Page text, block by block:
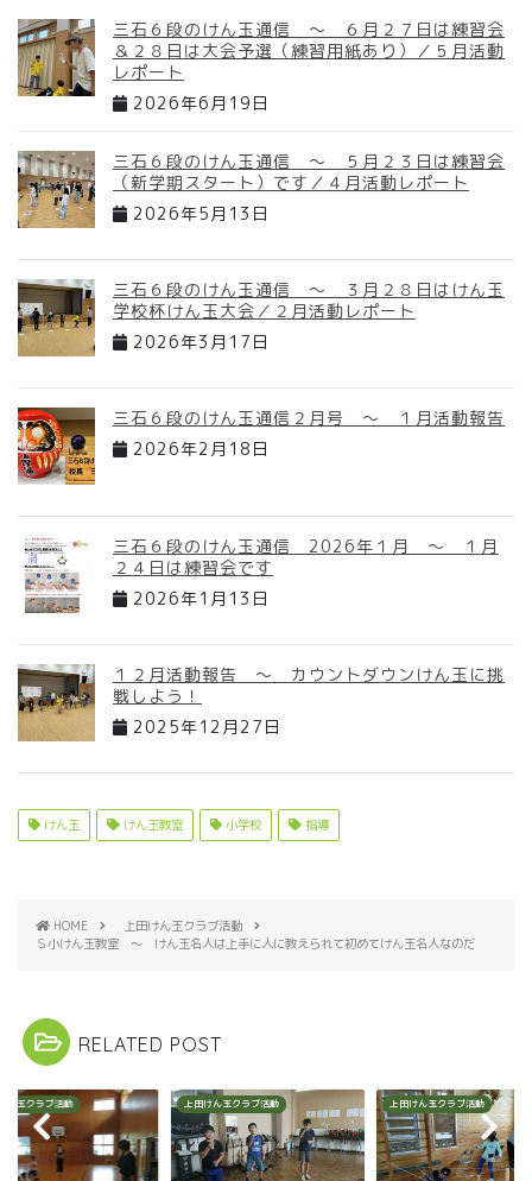
三石６段のけん玉通信 ～ ６月２７日は練習会
＆２８日は大会予選（練習用紙あり）／５月活動
レポート
2026年6月19日
三石６段のけん玉通信 ～ ５月２３日は練習会
（新学期スタート）です／４月活動レポート
2026年5月13日
三石６段のけん玉通信 ～ ３月２８日はけん玉
学校杯けん玉大会／２月活動レポート
2026年3月17日
三石６段のけん玉通信２月号 ～ １月活動報告
2026年2月18日
三石６段のけん玉通信 2026年１月 ～ １月
２４日は練習会です
2026年1月13日
１２月活動報告 ～ カウントダウンけん玉に挑
戦しよう！
2025年12月27日
けん玉 けん玉教室 小学校 指導
HOME
上田けん玉クラブ活動
Ｓ小けん玉教室 ～ けん玉名人は上手に人に教えられて初めてけん玉名人なのだ
RELATED POST
ん玉クラブ活動 上田けん玉クラブ活動 上田けん玉クラブ活動